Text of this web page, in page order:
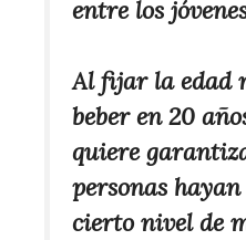
entre los
Al fijar la edad
beber en 20
quiere
personas
cierto nivel de